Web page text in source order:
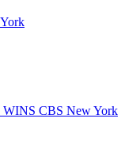
CBS New York